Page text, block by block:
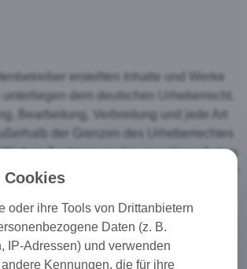
erstellten Inhalte und Werke
dem deutschen Urheberrecht.
Bearbeitung, Verbreitung und jede Art
der Grenzen des Urheberrechtes
Zustimmung des jeweiligen Autors
und Kopien dieser Seite sind nur
die Urheberrechte Dritter beachtet.
Inhalte Dritter als solche
oder ihre Tools von Drittanbietern
Daten (z. B.
IP-Adressen) und verwenden
Kennungen, die für ihre